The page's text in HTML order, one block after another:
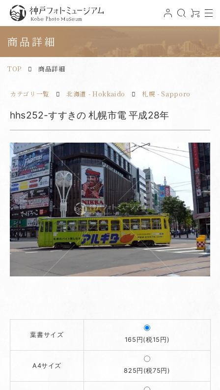
神戸フォトミュージアム
ロ
グ 索
0
ア
t
g
a
商品詳細
TOP 商品詳細
カテゴリ一覧 北海道 - Hokkaido 札幌 - Sapporo
hhs252-すすきの 札幌市電 平成28年
葉書サイズ
165円(税15円)
A4サイズ
825円(税75円)